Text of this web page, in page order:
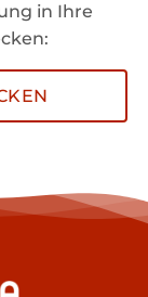
in Ihre